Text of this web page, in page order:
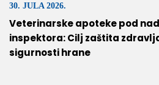
30. JULA 2026.
Veterinarske apoteke pod
inspektora: Cilj zaštita
sigurnosti hrane